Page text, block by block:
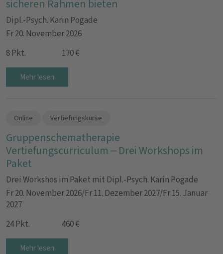
sicheren Rahmen bieten
Dipl.-Psych. Karin Pogade
Fr 20. November 2026
8 Pkt.
170 €
Mehr lesen
Online Vertiefungskurse
Gruppenschematherapie
Vertiefungscurriculum – Drei Workshops im
Paket
Drei Workshos im Paket mit Dipl.-Psych. Karin Pogade
Fr 20. November 2026/Fr 11. Dezember 2027/Fr 15. Januar
2027
24 Pkt.
460 €
Mehr lesen